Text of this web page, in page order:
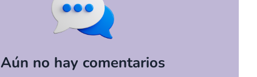
Aún no hay comentarios